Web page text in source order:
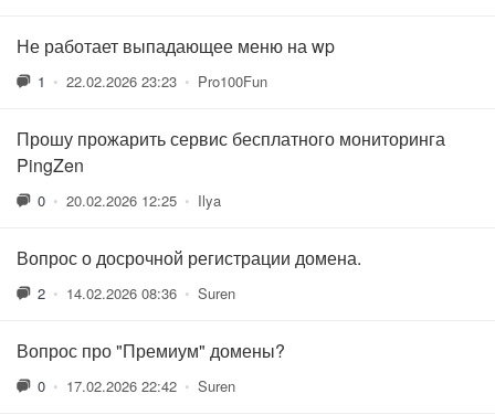
Не работает выпадающее меню на wp
1 • 22.02.2026 23:23 • Pro100Fun
Прошу прожарить сервис бесплатного мониторинга
PingZen
0 • 20.02.2026 12:25 • Ilya
Вопрос о досрочной регистрации домена.
2 • 14.02.2026 08:36 • Suren
Вопрос про "Премиум" домены?
0 • 17.02.2026 22:42 • Suren